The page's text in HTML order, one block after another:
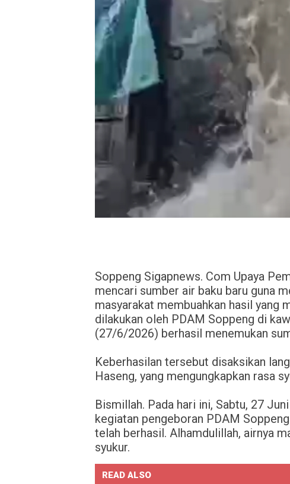
Soppeng Sigapnews. Com Upaya
mencari sumber air baku baru guna
masyarakat membuahkan hasil yang
dilakukan oleh PDAM Soppeng di
(27/6/2026) berhasil menemukan
Keberhasilan tersebut disaksikan
Haseng, yang mengungkapkan rasa
Bismillah. Pada hari ini, Sabtu, 27
kegiatan pengeboran PDAM
telah berhasil. Alhamdulillah, airnya
syukur.
READ ALSO